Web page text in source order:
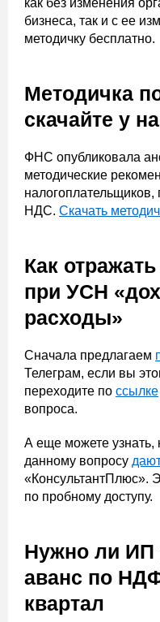
как без изменения
бизнеса, так и с ее
методичку бесплатно.
Методичка
скачайте у
ФНС опубликовала
методические
НДС. Скачать
Как
при УСН
расходы»
Сначала предлагаем
Телеграм, если вы
переходите по ссылке
вопроса.
А еще можете узнать,
данному вопросу
«КонсультантПлюс».
по пробному доступу.
Нужно ли ИП
аванс по
квартал